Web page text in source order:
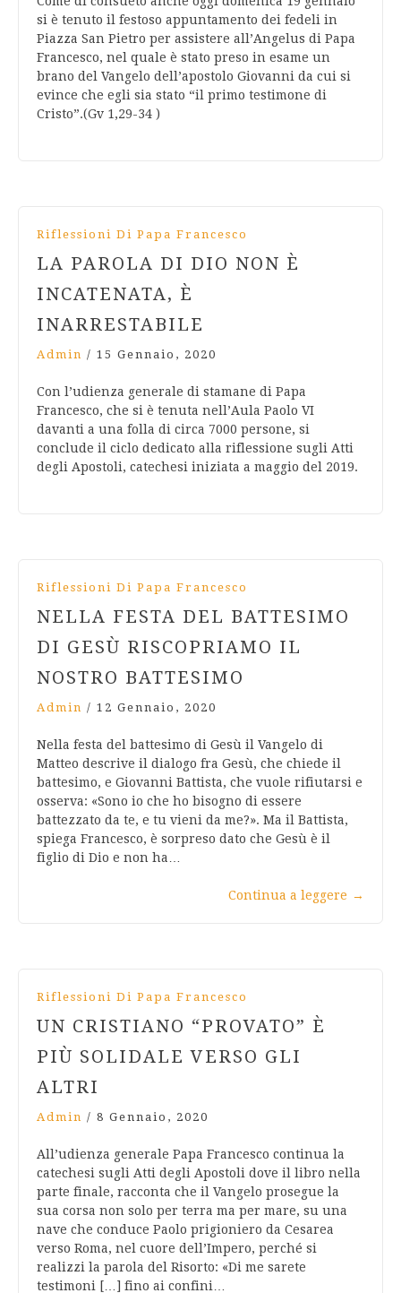
si è tenuto il festoso appuntamento dei fedeli in
Piazza San Pietro per assistere all’Angelus di Papa
Francesco, nel quale è stato preso in esame un
brano del Vangelo dell’apostolo Giovanni da cui si
evince che egli sia stato “il primo testimone di
Cristo”.(Gv 1,29-34 )
Riflessioni Di Papa Francesco
LA PAROLA DI DIO NON È
INCATENATA, È
INARRESTABILE
Admin / 15 Gennaio, 2020
Con l’udienza generale di stamane di Papa
Francesco, che si è tenuta nell’Aula Paolo VI
davanti a una folla di circa 7000 persone, si
conclude il ciclo dedicato alla riflessione sugli Atti
degli Apostoli, catechesi iniziata a maggio del 2019.
Riflessioni Di Papa Francesco
NELLA FESTA DEL BATTESIMO
DI GESÙ RISCOPRIAMO IL
NOSTRO BATTESIMO
Admin / 12 Gennaio, 2020
Nella festa del battesimo di Gesù il Vangelo di
Matteo descrive il dialogo fra Gesù, che chiede il
battesimo, e Giovanni Battista, che vuole rifiutarsi e
osserva: «Sono io che ho bisogno di essere
battezzato da te, e tu vieni da me?». Ma il Battista,
spiega Francesco, è sorpreso dato che Gesù è il
figlio di Dio e non ha…
Continua a leggere →
Riflessioni Di Papa Francesco
UN CRISTIANO “PROVATO” È
PIÙ SOLIDALE VERSO GLI
ALTRI
Admin / 8 Gennaio, 2020
All’udienza generale Papa Francesco continua la
catechesi sugli Atti degli Apostoli dove il libro nella
parte finale, racconta che il Vangelo prosegue la
sua corsa non solo per terra ma per mare, su una
nave che conduce Paolo prigioniero da Cesarea
verso Roma, nel cuore dell’Impero, perché si
realizzi la parola del Risorto: «Di me sarete
testimoni […] fino ai confini…